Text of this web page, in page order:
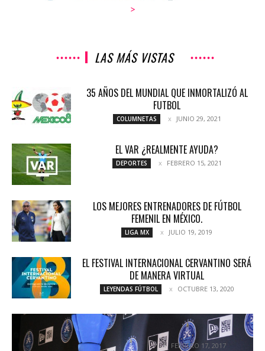
>
LAS MÁS VISTAS
35 AÑOS DEL MUNDIAL QUE INMORTALIZÓ AL
FUTBOL
COLUMNETAS JUNIO 29, 2021
EL VAR ¿REALMENTE AYUDA?
DEPORTES FEBRERO 15, 2021
LOS MEJORES ENTRENADORES DE FÚTBOL
FEMENIL EN MÉXICO.
LIGA MX JULIO 19, 2019
EL FESTIVAL INTERNACIONAL CERVANTINO SERÁ
DE MANERA VIRTUAL
LEYENDAS FÚTBOL OCTUBRE 13, 2020
PUEBLA Y NEW ERA FIRMAN ACUERDO POR 6
AÑOS
DESTACADOS FEBRERO 17, 2017